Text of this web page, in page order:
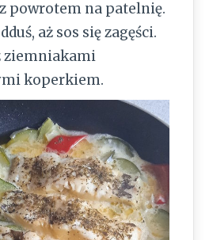
z powrotem na patelnię.
aż sos się zagęści.
ziemniakami
koperkiem.